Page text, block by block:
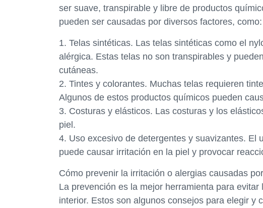
ser suave, transpirable y libre de productos
pueden ser causadas por diversos factores, como:
1. Telas sintéticas. Las telas sintéticas como el
alérgica. Estas telas no son transpirables y
cutáneas.
2. Tintes y colorantes. Muchas telas requieren
Algunos de estos productos químicos pueden
3. Costuras y elásticos. Las costuras y los
piel.
4. Uso excesivo de detergentes y suavizantes. El
puede causar irritación en la piel y provocar
Cómo prevenir la irritación o alergias causadas
La prevención es la mejor herramienta para
interior. Estos son algunos consejos para elegir y